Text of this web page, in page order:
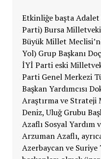
Etkinliğe başta
Parti) Bursa
Büyük Millet
Yol) Grup Başkanı
İYİ Parti eski
Parti Genel Merkezi
Başkan Yardımcısı
Araştırma ve Strateji
Deniz, Uluğ Grubu
Azaflı Sosyal Yardım
Arzuman Azaflı,
Azerbaycan ve